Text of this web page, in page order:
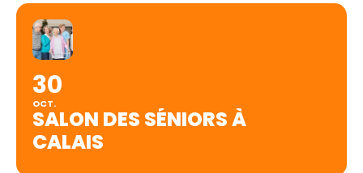
30
OCT.
SALON DES SÉNIORS À
CALAIS